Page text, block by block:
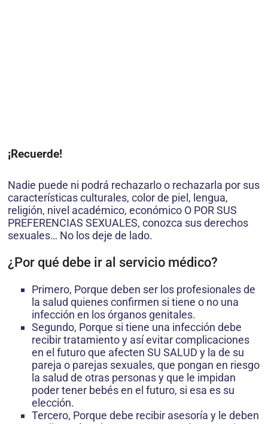
¡Recuerde!
Nadie puede ni podrá rechazarlo o rechazarla por sus
características culturales, color de piel, lengua,
religión, nivel académico, económico O POR SUS
PREFERENCIAS SEXUALES, conozca sus derechos
sexua­les… No los deje de lado.
¿Por qué debe ir al servicio médico?
Primero, Porque deben ser los profesionales de
la salud quienes confirmen si tiene o no una
infección en los órganos genitales.
Segundo, Porque si tiene una infección debe
recibir tratamiento y así evitar complicaciones
en el futuro que afecten SU SALUD y la de su
pareja o parejas sexuales, que pongan en riesgo
la salud de otras personas y que le impidan
poder tener bebés en el futuro, si esa es su
elección.
Tercero, Porque debe recibir asesoría y le deben